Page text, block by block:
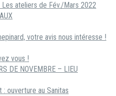
ateliers de Fév./Mars 2022
votre avis nous intéresse !
vous !
DE NOVEMBRE – LIEU
: ouverture au Sanitas